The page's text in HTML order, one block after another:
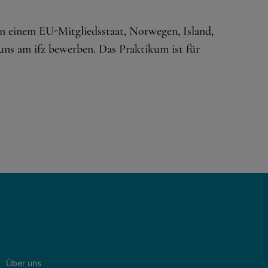
einem EU-Mitgliedsstaat, Norwegen, Island,
am ifz bewerben. Das Praktikum ist für
Über uns